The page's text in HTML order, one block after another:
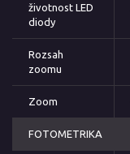
životnost LED
diody
Rozsah
zoomu
Zoom
FOTOMETRIKA